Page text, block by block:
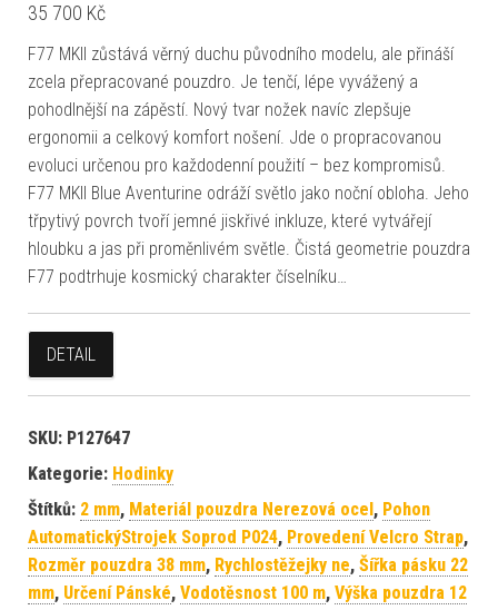
35 700 Kč
F77 MKII zůstává věrný duchu původního modelu, ale přináší
zcela přepracované pouzdro. Je tenčí, lépe vyvážený a
pohodlnější na zápěstí. Nový tvar nožek navíc zlepšuje
ergonomii a celkový komfort nošení. Jde o propracovanou
evoluci určenou pro každodenní použití – bez kompromisů.
F77 MKII Blue Aventurine odráží světlo jako noční obloha. Jeho
třpytivý povrch tvoří jemné jiskřivé inkluze, které vytvářejí
hloubku a jas při proměnlivém světle. Čistá geometrie pouzdra
F77 podtrhuje kosmický charakter číselníku…
DETAIL
SKU: P127647
Kategorie: Hodinky
Štítků: 2 mm, Materiál pouzdra Nerezová ocel, Pohon
AutomatickýStrojek Soprod P024, Provedení Velcro Strap,
Rozměr pouzdra 38 mm, Rychlostěžejky ne, Šířka pásku 22
mm, Určení Pánské, Vodotěsnost 100 m, Výška pouzdra 12